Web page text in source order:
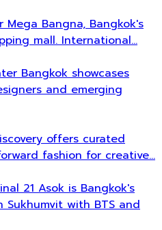
Mega Bangna, Bangkok's
mall. International…
Bangkok showcases
and emerging
offers curated
fashion for creative…
21 Asok is Bangkok's
with BTS and